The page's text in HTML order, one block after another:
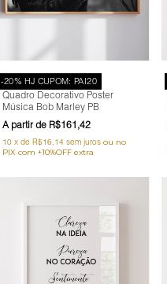
-20% HJ CUPOM: PAI20
Quadro Decorativo Poster
Música Bob Marley PB
R$161,42
10 xde R$16,14 sem juros